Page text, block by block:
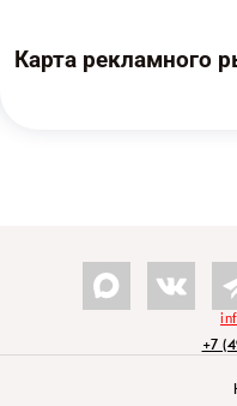
Карта рекламного
+7